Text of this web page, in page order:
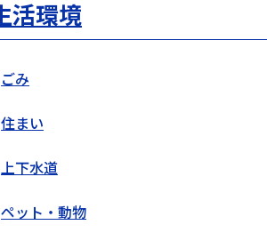
活環境
ごみ
住まい
上下水道
ペット・動物